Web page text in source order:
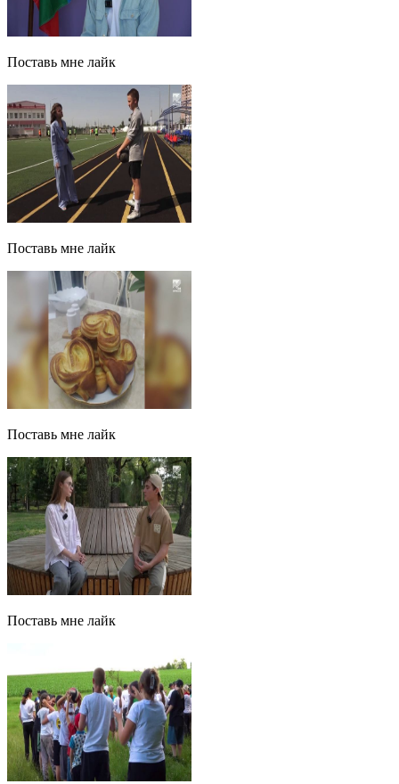
Поставь мне лайк
Поставь мне лайк
Поставь мне лайк
Поставь мне лайк